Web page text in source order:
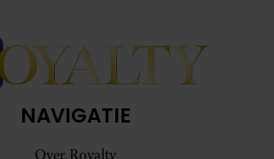
NAVIGATIE
Over Royalty